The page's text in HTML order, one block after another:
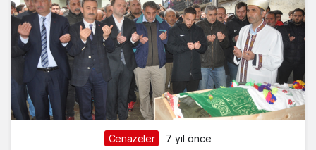
Cenazeler 7 yıl önce